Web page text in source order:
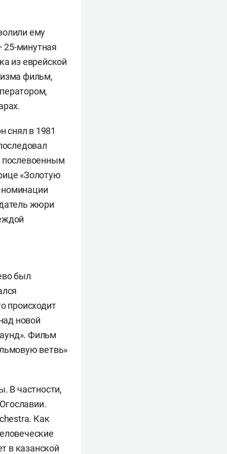
ему
минутная
из еврейской
фильм,
снял в 1981
послевоенным
«Золотую
жюри
был
происходит
новой
Фильм
ветвь»
В частности,
Как
в казанской